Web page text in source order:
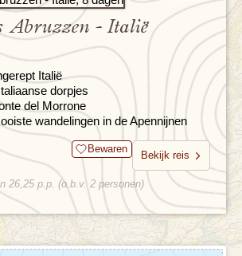
Abruzzen - Italië
Italië
dorpjes
del Morrone
wandelingen in de Apennijnen
Bewaren
Bekijk reis
26,25 p.p. (o.b.v. 2 personen)